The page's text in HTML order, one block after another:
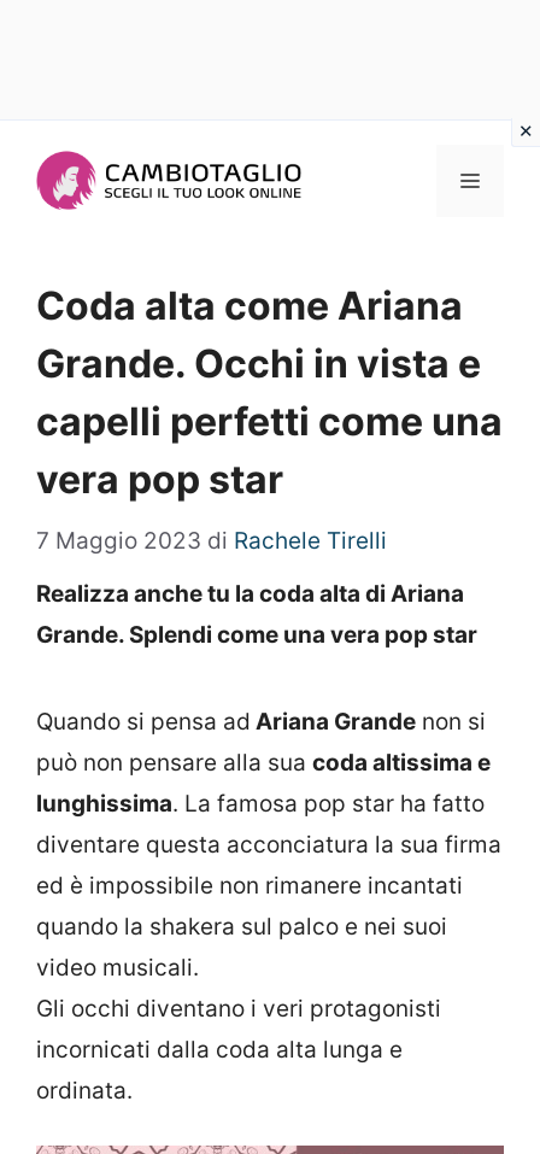
Menu
Coda alta come Ariana
Grande. Occhi in vista e
capelli perfetti come una
vera pop star
7 Maggio 2023 di Rachele Tirelli
Realizza anche tu la coda alta di Ariana
Grande. Splendi come una vera pop star
Quando si pensa ad Ariana Grande non si
può non pensare alla sua coda altissima e
lunghissima. La famosa pop star ha fatto
diventare questa acconciatura la sua firma
ed è impossibile non rimanere incantati
quando la shakera sul palco e nei suoi
video musicali.
Gli occhi diventano i veri protagonisti
incornicati dalla coda alta lunga e
ordinata.